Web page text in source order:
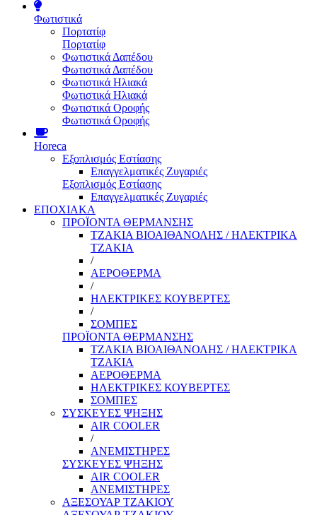
Φωτιστικά
Πορτατίφ
Πορτατίφ
Φωτιστικά Δαπέδου
Φωτιστικά Δαπέδου
Φωτιστικά Ηλιακά
Φωτιστικά Ηλιακά
Φωτιστικά Οροφής
Φωτιστικά Οροφής
Horeca
Εξοπλισμός Εστίασης
Επαγγελματικές Ζυγαριές
Εξοπλισμός Εστίασης
Επαγγελματικές Ζυγαριές
ΕΠΟΧΙΑΚΑ
ΠΡΟΪΟΝΤΑ ΘΕΡΜΑΝΣΗΣ
ΤΖΑΚΙΑ ΒΙΟΑΙΘΑΝΟΛΗΣ / ΗΛΕΚΤΡΙΚΑ
ΤΖΑΚΙΑ
/
ΑΕΡΟΘΕΡΜΑ
/
ΗΛΕΚΤΡΙΚΕΣ ΚΟΥΒΕΡΤΕΣ
/
ΣΟΜΠΕΣ
ΠΡΟΪΟΝΤΑ ΘΕΡΜΑΝΣΗΣ
ΤΖΑΚΙΑ ΒΙΟΑΙΘΑΝΟΛΗΣ / ΗΛΕΚΤΡΙΚΑ
ΤΖΑΚΙΑ
ΑΕΡΟΘΕΡΜΑ
ΗΛΕΚΤΡΙΚΕΣ ΚΟΥΒΕΡΤΕΣ
ΣΟΜΠΕΣ
ΣΥΣΚΕΥΕΣ ΨΗΞΗΣ
AIR COOLER
/
ΑΝΕΜΙΣΤΗΡΕΣ
ΣΥΣΚΕΥΕΣ ΨΗΞΗΣ
AIR COOLER
ΑΝΕΜΙΣΤΗΡΕΣ
ΑΞΕΣΟΥΑΡ ΤΖΑΚΙΟΥ